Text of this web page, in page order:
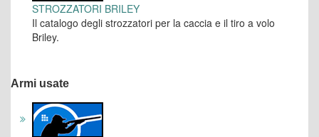
STROZZATORI BRILEY
Il catalogo degli strozzatori per la caccia e il tiro a volo
Briley.
Armi usate